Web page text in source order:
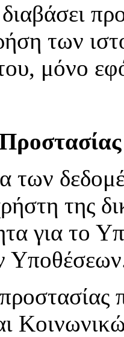
των
μόνο
των
της
για το